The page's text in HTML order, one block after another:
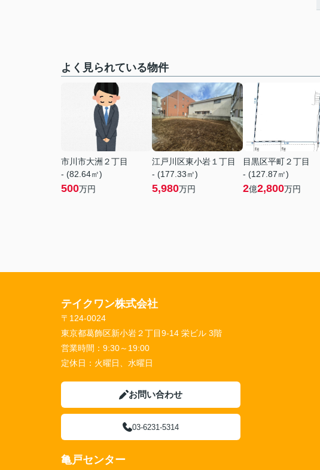
よく見られている物件
市川市大洲２丁目
- (82.64㎡)
500万円
江戸川区東小岩１丁目
- (177.33㎡)
5,980万円
目黒区平町２丁目
- (127.87㎡)
2億2,800万円
テイクワン株式会社
〒124-0024
東京都葛飾区新小岩２丁目9-14 栄ビル 3階
営業時間： 9:30～19:00
定休日： 火曜日、水曜日
お問い合わせ
03-6231-5314
亀戸センター